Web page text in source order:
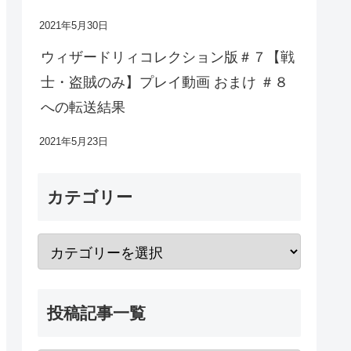
2021年5月30日
ウィザードリィコレクション版＃７【戦
士・盗賊のみ】プレイ動画 おまけ ＃８
への転送結果
2021年5月23日
カテゴリー
投稿記事一覧